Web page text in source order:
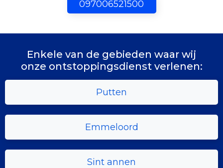
097006521500
Enkele van de gebieden waar wij
onze ontstoppingsdienst verlenen:
Putten
Emmeloord
Sint annen